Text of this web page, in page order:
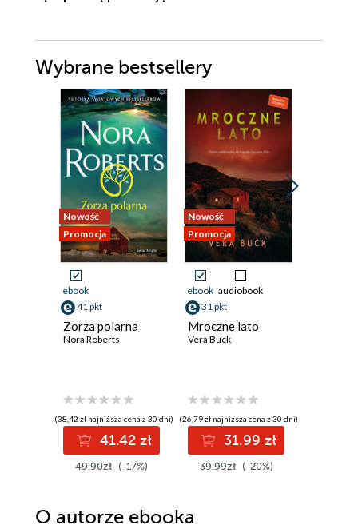
Wybrane bestsellery
Nowość
Promocja
ebook
41 pkt
Zorza polarna
Nora Roberts
(38,42 zł najniższa cena z 30 dni)
41.42 zł
49.90zł (-17%)
Nowość
Promocja
ebook audiobook
31 pkt
Mroczne lato
Vera Buck
(26,79 zł najniższa cena z 30 dni)
31.99 zł
39.99zł (-20%)
O autorze ebooka